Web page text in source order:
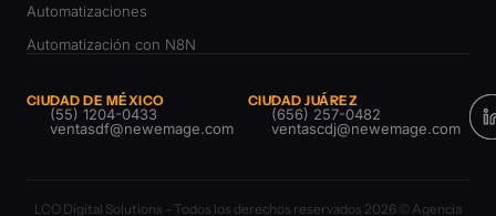
Automatizaciones
Automatización con N8N
CIUDAD DE MÉXICO
(55) 1204-0433
ventasdf@newemage.com
CIUDAD JUÁREZ
(656) 257-0482
ventascdj@newemage.com
LCO Digital Solutions - Todos los derechos reservados 2026 © Agencia